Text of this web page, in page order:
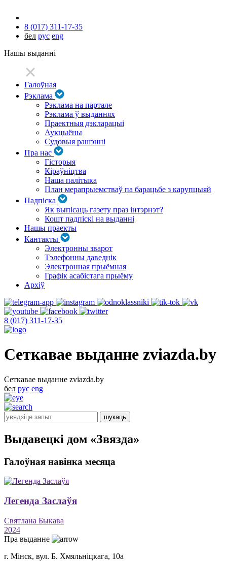
8 (017) 311-17-35
бел рус eng
Нашы выданні
Галоўная
Рэклама
Рэклама на партале
Рэклама ў выданнях
Праектныя дэкларацыі
Аукцыёны
Судовыя рашэнні
Пра нас
Гісторыя
Кіраўніцтва
Наша палітыка
План мерапрыемстваў па барацьбе з карупцыяй
Падпіска
Як выпісаць газету праз інтэрнэт?
Кошт падпіскі на выданні
Нашы праекты
Кантакты
Электронны зварот
Тэлефонны даведнік
Электронная прыёмная
Графік асабістага прыёму
Архіў
8 (017) 311-17-35
Сеткавае выданне zviazda.by
Сеткавае выданне zviazda.by
бел рус eng
Выдавецкі дом «Звязда»
Галоўная навінка месяца
Легенда Заслаўя
Святлана Быкава
2024
Пра выданне
г. Мінск, вул. Б. Хмяльніцкага, 10а